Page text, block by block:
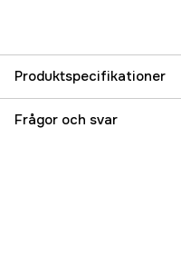
Produktspecifikationer
Referensnummer
Frågor och svar